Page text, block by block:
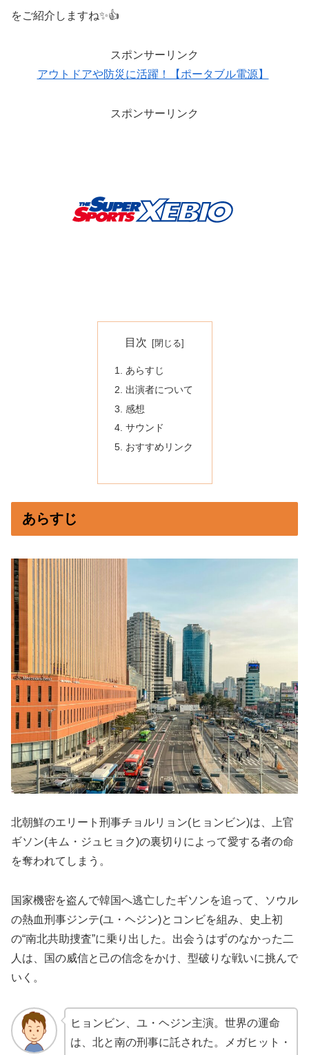
をご紹介しますね✨👍
スポンサーリンク
アウトドアや防災に活躍！【ポータブル電源】
スポンサーリンク
目次
あらすじ
出演者について
感想
サウンド
おすすめリンク
あらすじ
北朝鮮のエリート刑事チョルリョン(ヒョンビン)は、上官
ギソン(キム・ジュヒョク)の裏切りによって愛する者の命
を奪われてしまう。
国家機密を盗んで韓国へ逃亡したギソンを追って、ソウル
の熱血刑事ジンテ(ユ・ヘジン)とコンビを組み、史上初
の“南北共助捜査”に乗り出した。出会うはずのなかった二
人は、国の威信と己の信念をかけ、型破りな戦いに挑んで
いく。
ヒョンビン、ユ・ヘジン主演。世界の運命
は、北と南の刑事に託された。メガヒット・